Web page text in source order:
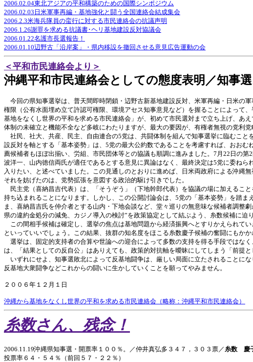
2006.02.04東北アジアの平和構築のための国際シンポジウム
2006.02.03日米軍事再編・基地強化と闘う全国連絡会結成集会
2006.2.3米海兵隊員の蛮行に対する市民連絡会の抗議声明
2006.1.26謝罪を求める抗議書･ヘリ基地建設反対協議会
2006.01.22名護市長選報告！
2006.01.10辺野古「沿岸案」・県内移設を撤回させる意見広告運動の会
＜平和市民連絡会より＞
沖縄平和市民連絡会としての態度表明／知事
今回の県知事選挙は、普天間即時閉鎖・辺野古新基地建設反対、米軍再編・日米の
権限（公有水面埋め立て許認可権限、環境アセス知事意見など）を握ることによって
基地をなくし世界の平和を求める市民連絡会」が、初めて市民選対まで立ち上げ、あ
体制の未確立と機能不全など多岐にわたりますが、最大の要因が、有権者無視の党利
社民、社大、共産、民主、自由連合の5党は、共闘体制を組んで知事選挙に臨むこ
設反対を軸とする「基本姿勢」は、5党の最大公約数であることを考慮すれば、おお
薦候補者もほぼ出揃い、労組、市民団体等との協議も順調に進みました。7月22日の
波洋一、山内徳信両氏が適任であるとする意見に異論はなく、最終決定は5党に委ね
入りたい、と述べていました。この見通しのとおりに進めば、日米両政府による沖縄
それを妨げたのは、党勢拡張を意図する政治的駆け引きでした。
民主党（喜納昌吉代表）は、「そうぞう」（下地幹郎代表）を協議の場に加えるこ
持ち込まれることになります。しかし、この公開討論会は、5党の「基本姿勢」を踏
ま、喜納昌吉氏を仲介者とする山内・下地会談など、堂々巡りの無意味な候補者調整
県の違約金処分の減免、カジノ導入の検討”を政策協定として結ぶよう、糸数候補に迫
この間相手候補は確定し、選挙の焦点は基地問題から経済振興へとすりかえられて
といっていいでしょう。この結果、抜群の知名度をほこる糸数慶子候補の奮闘にもか
選挙は、固定的支持者の合算や世論への迎合によって多数の支持を得る手段ではな
は、「結果としての反自公」はありえても、政策的対抗軸を曖昧にしてしまう「前提
いずれにせよ、知事選敗北によって反基地闘争は、厳しい局面に立たされることに
反基地大衆闘争などこれからの闘いに生かしていくことを願ってやみません。
２００６年１２月１日
沖縄から基地をなくし世界の平和を求める市民連絡会（略称：沖縄平和市民連絡会）
糸数さん、残念！
2006.11.19沖縄県知事選・開票率１００％。／仲井真弘多３４７，３０３票／糸数 慶
投票率６４・５４％（前回５７・２２％）